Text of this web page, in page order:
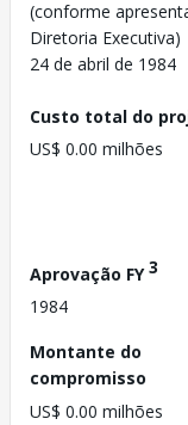
(conforme
Diretoria Executiva)
24 de abril de 1984
Custo total do
US$ 0.00 milhões
Aprovação FY3
1984
Montante do
compromisso
US$ 0.00 milhões